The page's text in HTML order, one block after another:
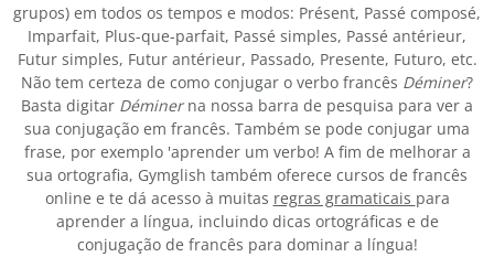
grupos) em todos os tempos e modos: Présent, Passé composé,
Imparfait, Plus-que-parfait, Passé simples, Passé antérieur,
Futur simples, Futur antérieur, Passado, Presente, Futuro, etc.
Não tem certeza de como conjugar o verbo francês Déminer?
Basta digitar Déminerna nossa barra de pesquisa para ver a
sua conjugação em francês. Também se pode conjugar uma
frase, por exemplo 'aprender um verbo! A fim de melhorar a
sua ortografia, Gymglish também oferece cursos de francês
online e te dá acesso à muitas regras gramaticais para
aprender a língua, incluindo dicas ortográficas e de
conjugação de francês para dominar a língua!